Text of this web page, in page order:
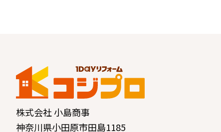
株式会社 小島商事
神奈川県小田原市田島1185